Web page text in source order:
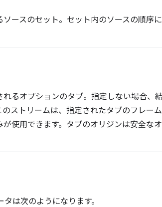
ソースのセット。セット内のソースの順序
れるオプションのタブ。指定しない場合、
のストリームは、指定されたタブのフレー
が使用できます。タブのオリジンは安全な
タは次のようになります。